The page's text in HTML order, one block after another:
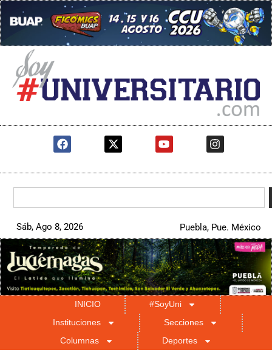
Sáb, Ago 8, 2026 Puebla, Pue. México
INICIO
#SoyUni
Instituciones
Secciones
Columnas
Deportes